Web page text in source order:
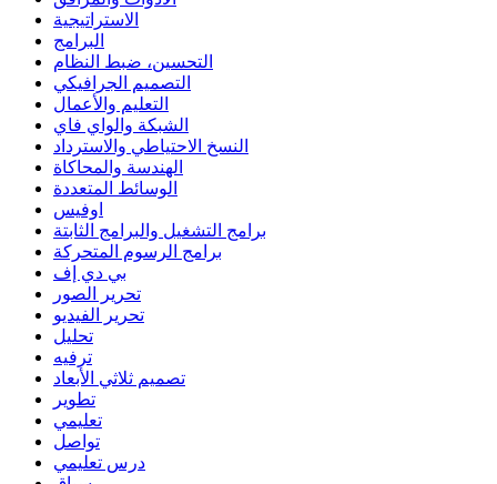
الاستراتيجية
البرامج
التحسين، ضبط النظام
التصميم الجرافيكي
التعليم والأعمال
الشبكة والواي فاي
النسخ الاحتياطي والاسترداد
الهندسة والمحاكاة
الوسائط المتعددة
اوفيس
برامج التشغيل والبرامج الثابتة
برامج الرسوم المتحركة
بي دي إف
تحرير الصور
تحرير الفيديو
تحليل
ترفيه
تصميم ثلاثي الأبعاد
تطوير
تعليمي
تواصل
درس تعليمي